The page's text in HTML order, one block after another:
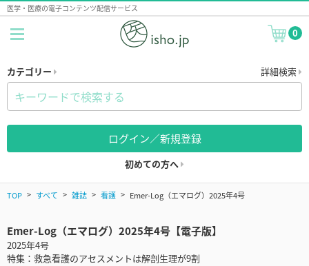
医学・医療の電子コンテンツ配信サービス
0
カテゴリー 詳細検索
ログイン／新規登録
初めての方へ
TOP すべて 雑誌 看護 Emer-Log（エマログ）2025年4号
Emer-Log（エマログ）2025年4号【電子版】
2025年4号
特集：救急看護のアセスメントは解剖生理が9割